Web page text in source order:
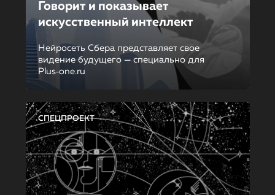
Говорит и показывает
искусственный интеллект
Нейросеть Сбера представляет свое
видение будущего — специально для
Plus‑one.ru
СПЕЦПРОЕКТ